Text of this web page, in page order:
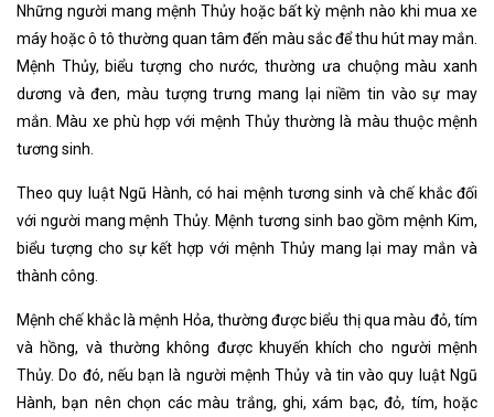
Những người mang mệnh Thủy hoặc bất kỳ mệnh nào khi mua xe
máy hoặc ô tô thường quan tâm đến màu sắc để thu hút may mắn.
Mệnh Thủy, biểu tượng cho nước, thường ưa chuộng màu xanh
dương và đen, màu tượng trưng mang lại niềm tin vào sự may
mắn. Màu xe phù hợp với mệnh Thủy thường là màu thuộc mệnh
tương sinh.
Theo quy luật Ngũ Hành, có hai mệnh tương sinh và chế khắc đối
với người mang mệnh Thủy. Mệnh tương sinh bao gồm mệnh Kim,
biểu tượng cho sự kết hợp với mệnh Thủy mang lại may mắn và
thành công.
Mệnh chế khắc là mệnh Hỏa, thường được biểu thị qua màu đỏ, tím
và hồng, và thường không được khuyến khích cho người mệnh
Thủy. Do đó, nếu bạn là người mệnh Thủy và tin vào quy luật Ngũ
Hành, bạn nên chọn các màu trắng, ghi, xám bạc, đỏ, tím, hoặc